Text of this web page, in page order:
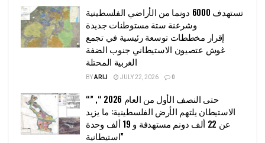
تستهدف 6000 دونما من الأراضي الفلسطينية
وشرعنة ستة مستوطنات جديدة
إقرار مخططات توسعة رئيسية في تجمع
غوش عتصيون الاستيطاني جنوب الضفة
الغربية المحتلة
BYARIJ JULY 22, 2026 0
“حتى النصف الأول من العام 2026 “, ”
الاستيطان يلتهم الأرض الفلسطينية: ما يزيد
عن 22 ألف دونم مستهدفة و 19 ألف وحدة
استيطانية”